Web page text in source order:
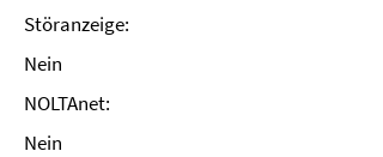
Störanzeige:
Nein
NOLTAnet:
Nein